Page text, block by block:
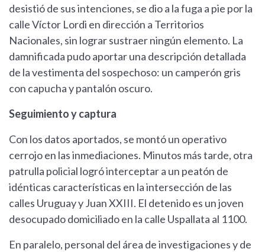
desistió de sus intenciones, se dio a la fuga a pie por la
calle Víctor Lordi en dirección a Territorios
Nacionales, sin lograr sustraer ningún elemento. La
damnificada pudo aportar una descripción detallada
de la vestimenta del sospechoso: un camperón gris
con capucha y pantalón oscuro.
Seguimiento y captura
Con los datos aportados, se montó un operativo
cerrojo en las inmediaciones. Minutos más tarde, otra
patrulla policial logró interceptar a un peatón de
idénticas características en la intersección de las
calles Uruguay y Juan XXIII. El detenido es un joven
desocupado domiciliado en la calle Uspallata al 1100.
En paralelo, personal del área de investigaciones y de